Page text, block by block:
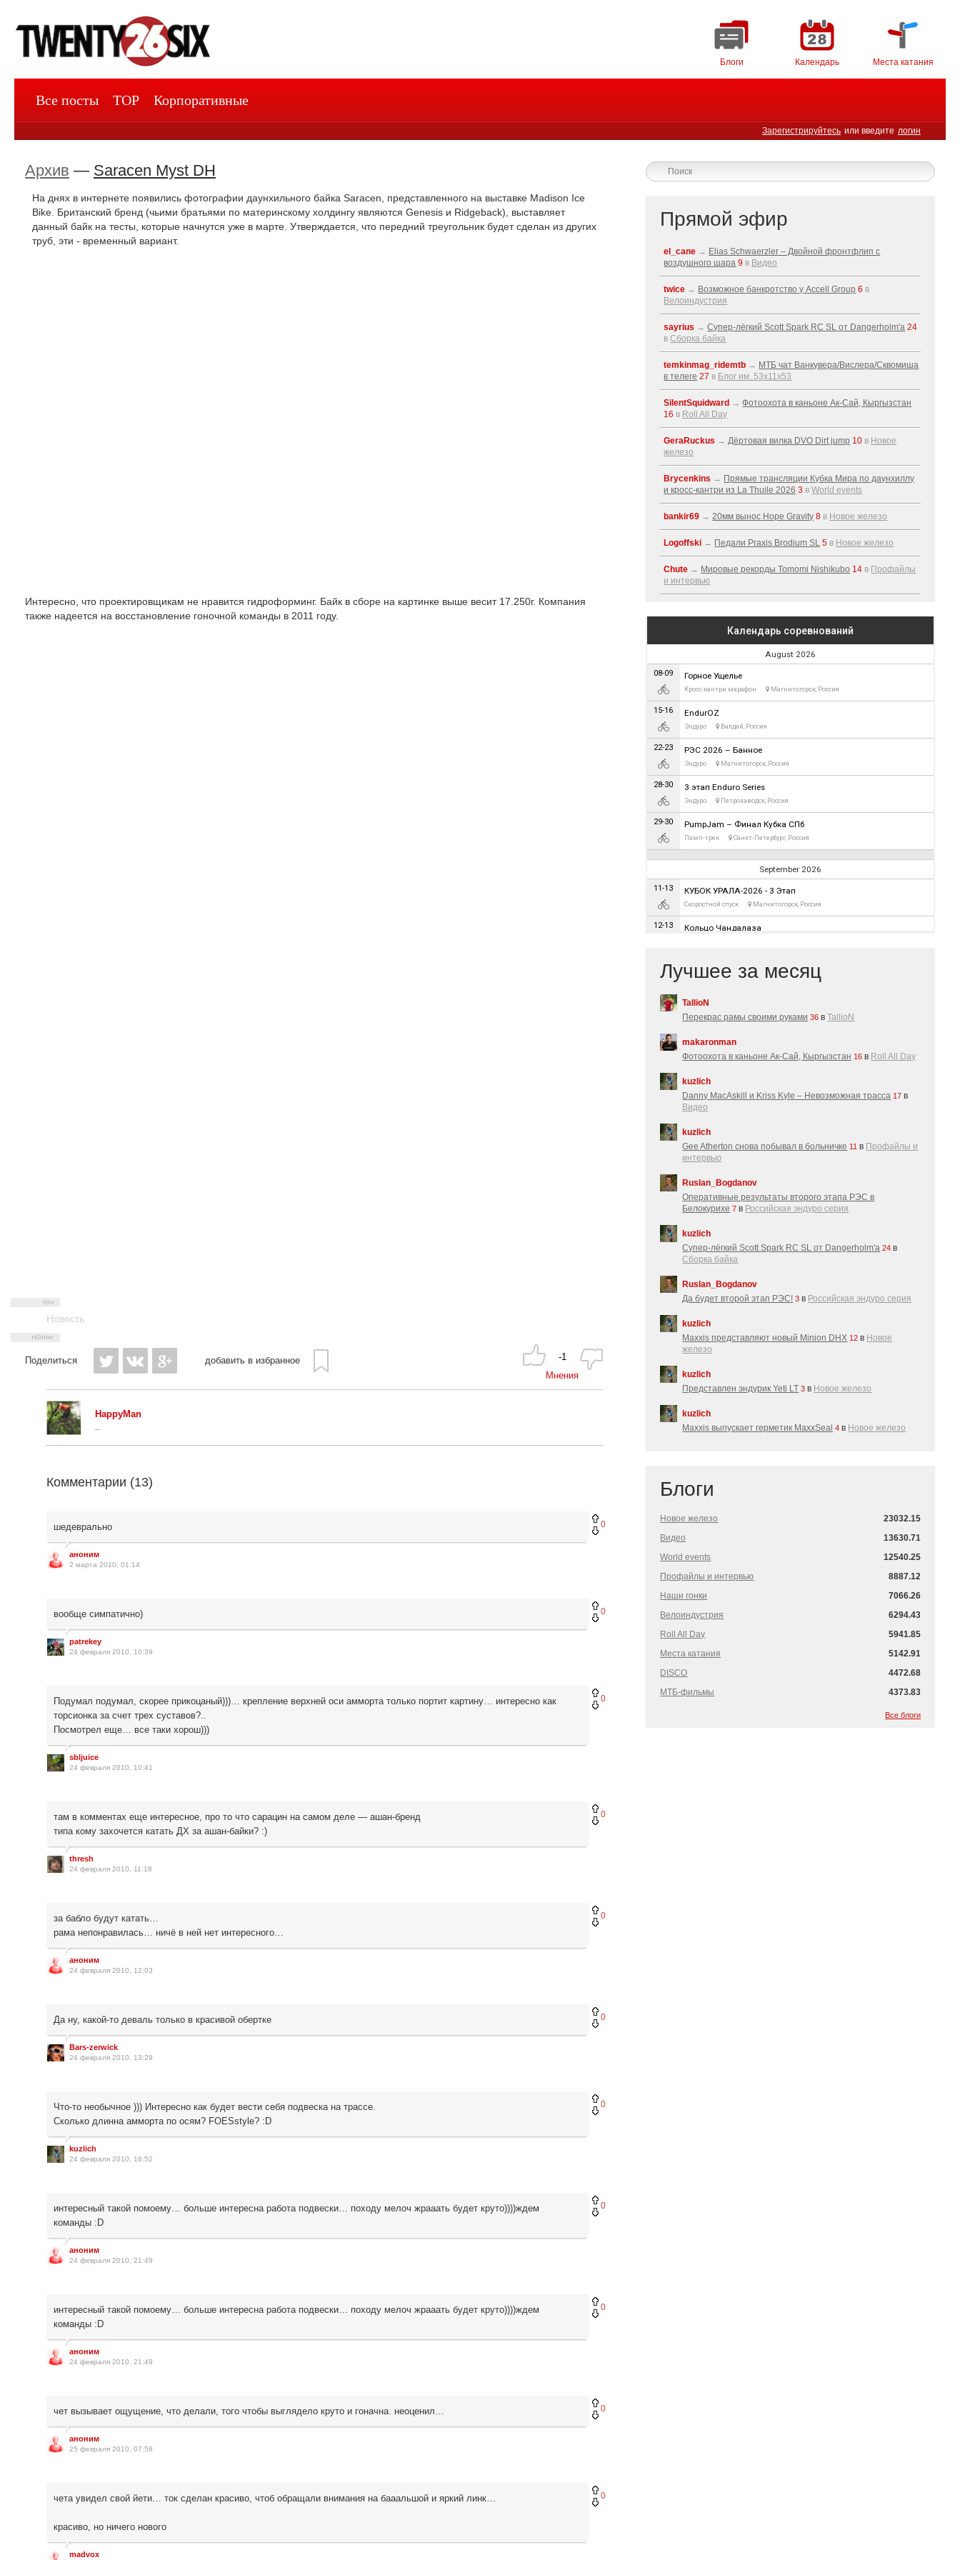
Блоги Календарь Места катания
Зарегистрируйтесь или введите логин
Все посты TOP Корпоративные
Архив — Saracen Myst DH
На днях в интернете появились фотографии даунхильного байка Saracen, представленного на выставке Madison Ice
Bike. Британский бренд (чьими братьями по материнскому холдингу являются Genesis и Ridgeback), выставляет
данный байк на тесты, которые начнутся уже в марте. Утверждается, что передний треугольник будет сделан из других
труб, эти - временный вариант.
Интересно, что проектировщикам не нравится гидроформинг. Байк в сборе на картинке выше весит 17.250г. Компания
также надеется на восстановление гоночной команды в 2011 году.
Новость
Поделиться добавить в избранное
-1
Мнения
HappyMan
Комментарии (13)
0
шедеврально
аноним
2 марта 2010, 01:14
0
вообще симпатично)
patrekey
24 февраля 2010, 10:39
0
Подумал подумал, скорее прикоцаный)))… крепление верхней оси амморта только портит картину… интересно как
торсионка за счет трех суставов?..
Посмотрел еще… все таки хорош)))
sbljuice
24 февраля 2010, 10:41
0
там в комментах еще интересное, про то что сарацин на самом деле — ашан-бренд
типа кому захочется катать ДХ за ашан-байки? :)
thresh
24 февраля 2010, 11:18
0
за бабло будут катать…
рама непонравилась… ничё в ней нет интересного…
аноним
24 февраля 2010, 12:03
0
Да ну, какой-то деваль только в красивой обертке
Bars-zerwick
24 февраля 2010, 13:29
0
Что-то необычное ))) Интересно как будет вести себя подвеска на трассе.
Сколько длинна амморта по осям? FOESstyle? :D
kuzlich
24 февраля 2010, 16:52
0
интересный такой помоему… больше интересна работа подвески… походу мелоч жрааать будет круто))))ждем
команды :D
аноним
24 февраля 2010, 21:49
0
интересный такой помоему… больше интересна работа подвески… походу мелоч жрааать будет круто))))ждем
команды :D
аноним
24 февраля 2010, 21:49
0
чет вызывает ощущение, что делали, того чтобы выглядело круто и гоначна. неоценил…
аноним
25 февраля 2010, 07:58
0
чета увидел свой йети… ток сделан красиво, чтоб обращали внимания на бааальшой и яркий линк…
красиво, но ничего нового
madvox
Прямой эфир
el_cane → Elias Schwaerzler – Двойной фронтфлип с
воздушного шара 9 в Видео
twice → Возможное банкротство у Accell Group 6 в
Велоиндустрия
sayrius →Супер-лёгкий Scott Spark RC SL от Dangerholm'a 24
вСборка байка
temkinmag_ridemtb → МТБ чат Ванкувера/Вислера/Сквомиша
в телеге 27 в Блог им. 53x11x53
SilentSquidward →Фотоохота в каньоне Ак-Cай, Кыргызстан
16 в Roll All Day
GeraRuckus →Дёртовая вилка DVO Dirt jump 10 в Новое
железо
Brycenkins → Прямые трансляции Кубка Мира по даунхиллу
и кросс-кантри из La Thuile 2026 3 вWorld events
bankir69 →20мм вынос Hope Gravity 8 в Новое железо
Logoffski → Педали Praxis Brodium SL 5 в Новое железо
Chute → Мировые рекорды Tomomi Nishikubo 14 в Профайлы
и интервью
Лучшее за месяц
TallioN
Перекрас рамы своими руками 36 вTallioN
makaronman
Фотоохота в каньоне Ак-Cай, Кыргызстан 16 в Roll All Day
kuzlich
Danny MacAskill и Kriss Kyle – Невозможная трасса 17 в
Видео
kuzlich
Gee Atherton снова побывал в больничке 11 в Профайлы и
интервью
Ruslan_Bogdanov
Оперативные результаты второго этапа РЭС в
Белокурихе 7 в Российская эндуро серия
kuzlich
Супер-лёгкий Scott Spark RC SL от Dangerholm'a 24 в
Сборка байка
Ruslan_Bogdanov
Да будет второй этап РЭС! 3 в Российская эндуро серия
kuzlich
Maxxis представляют новый Minion DHX 12 в Новое
железо
kuzlich
Представлен эндурик Yeti LT 3 в Новое железо
kuzlich
Maxxis выпускает герметик MaxxSeal 4 в Новое железо
Блоги
Новое железо
23032.15
Видео
13630.71
World events
12540.25
Профайлы и интервью
8887.12
Наши гонки
7066.26
Велоиндустрия
6294.43
Roll All Day
5941.85
Места катания
5142.91
DISCO
4472.68
МТБ-фильмы
4373.83
Все блоги